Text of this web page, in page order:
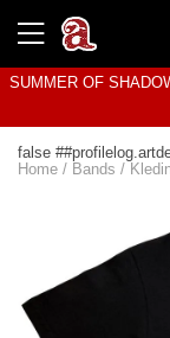
SUMMER OF
false
Home / Bands /